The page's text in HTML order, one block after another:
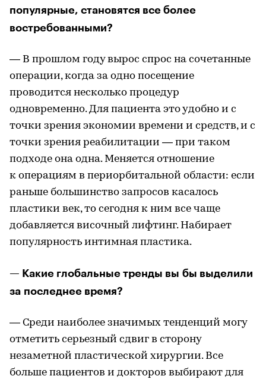
популярные, становятся все более
востребованными?
— В прошлом году вырос спрос на сочетанные
операции, когда за одно посещение
проводится несколько процедур
одновременно. Для пациента это удобно и с
точки зрения экономии времени и средств, и с
точки зрения реабилитации — при таком
подходе она одна. Меняется отношение
к операциям в периорбитальной области: если
раньше большинство запросов касалось
пластики век, то сегодня к ним все чаще
добавляется височный лифтинг. Набирает
популярность интимная пластика.
— Какие глобальные тренды вы бы выделили
за последнее время?
— Среди наиболее значимых тенденций могу
отметить серьезный сдвиг в сторону
незаметной пластической хирургии. Все
больше пациентов и докторов выбирают для